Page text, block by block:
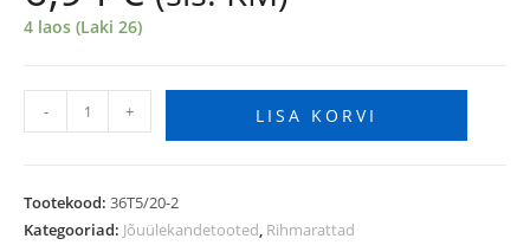
4 laos (Laki 26)
- + LISA KORVI
Tootekood: 36T5/20-2
Kategooriad: Jõuülekandetooted, Rihmarattad